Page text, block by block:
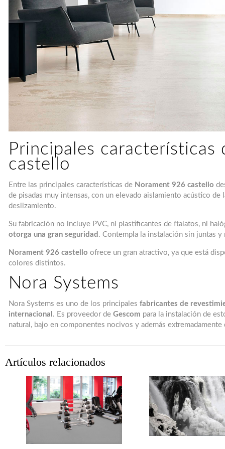
Principales
castello
Entre las principales características de Norament 926 castello
de pisadas muy intensas, con un elevado aislamiento acústico de
deslizamiento.
Su fabricación no incluye PVC, ni plastificantes de ftalatos, ni
otorga una gran seguridad . Contempla la instalación sin juntas
Norament 926 castello ofrece un gran atractivo, ya que está
colores distintos.
Nora Systems
Nora Systems es uno de los principalesfabricantes de
internacional . Es proveedor deGescom para la instalación de
natural, bajo en componentes nocivos y además extremadamente
Artículos relacionados